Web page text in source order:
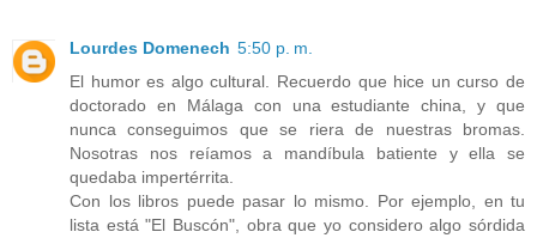
Lourdes Domenech 5:50 p. m.
El humor es algo cultural. Recuerdo que hice un curso de
doctorado en Málaga con una estudiante china, y que
nunca conseguimos que se riera de nuestras bromas.
Nosotras nos reíamos a mandíbula batiente y ella se
quedaba impertérrita.
Con los libros puede pasar lo mismo. Por ejemplo, en tu
lista está "El Buscón", obra que yo considero algo sórdida